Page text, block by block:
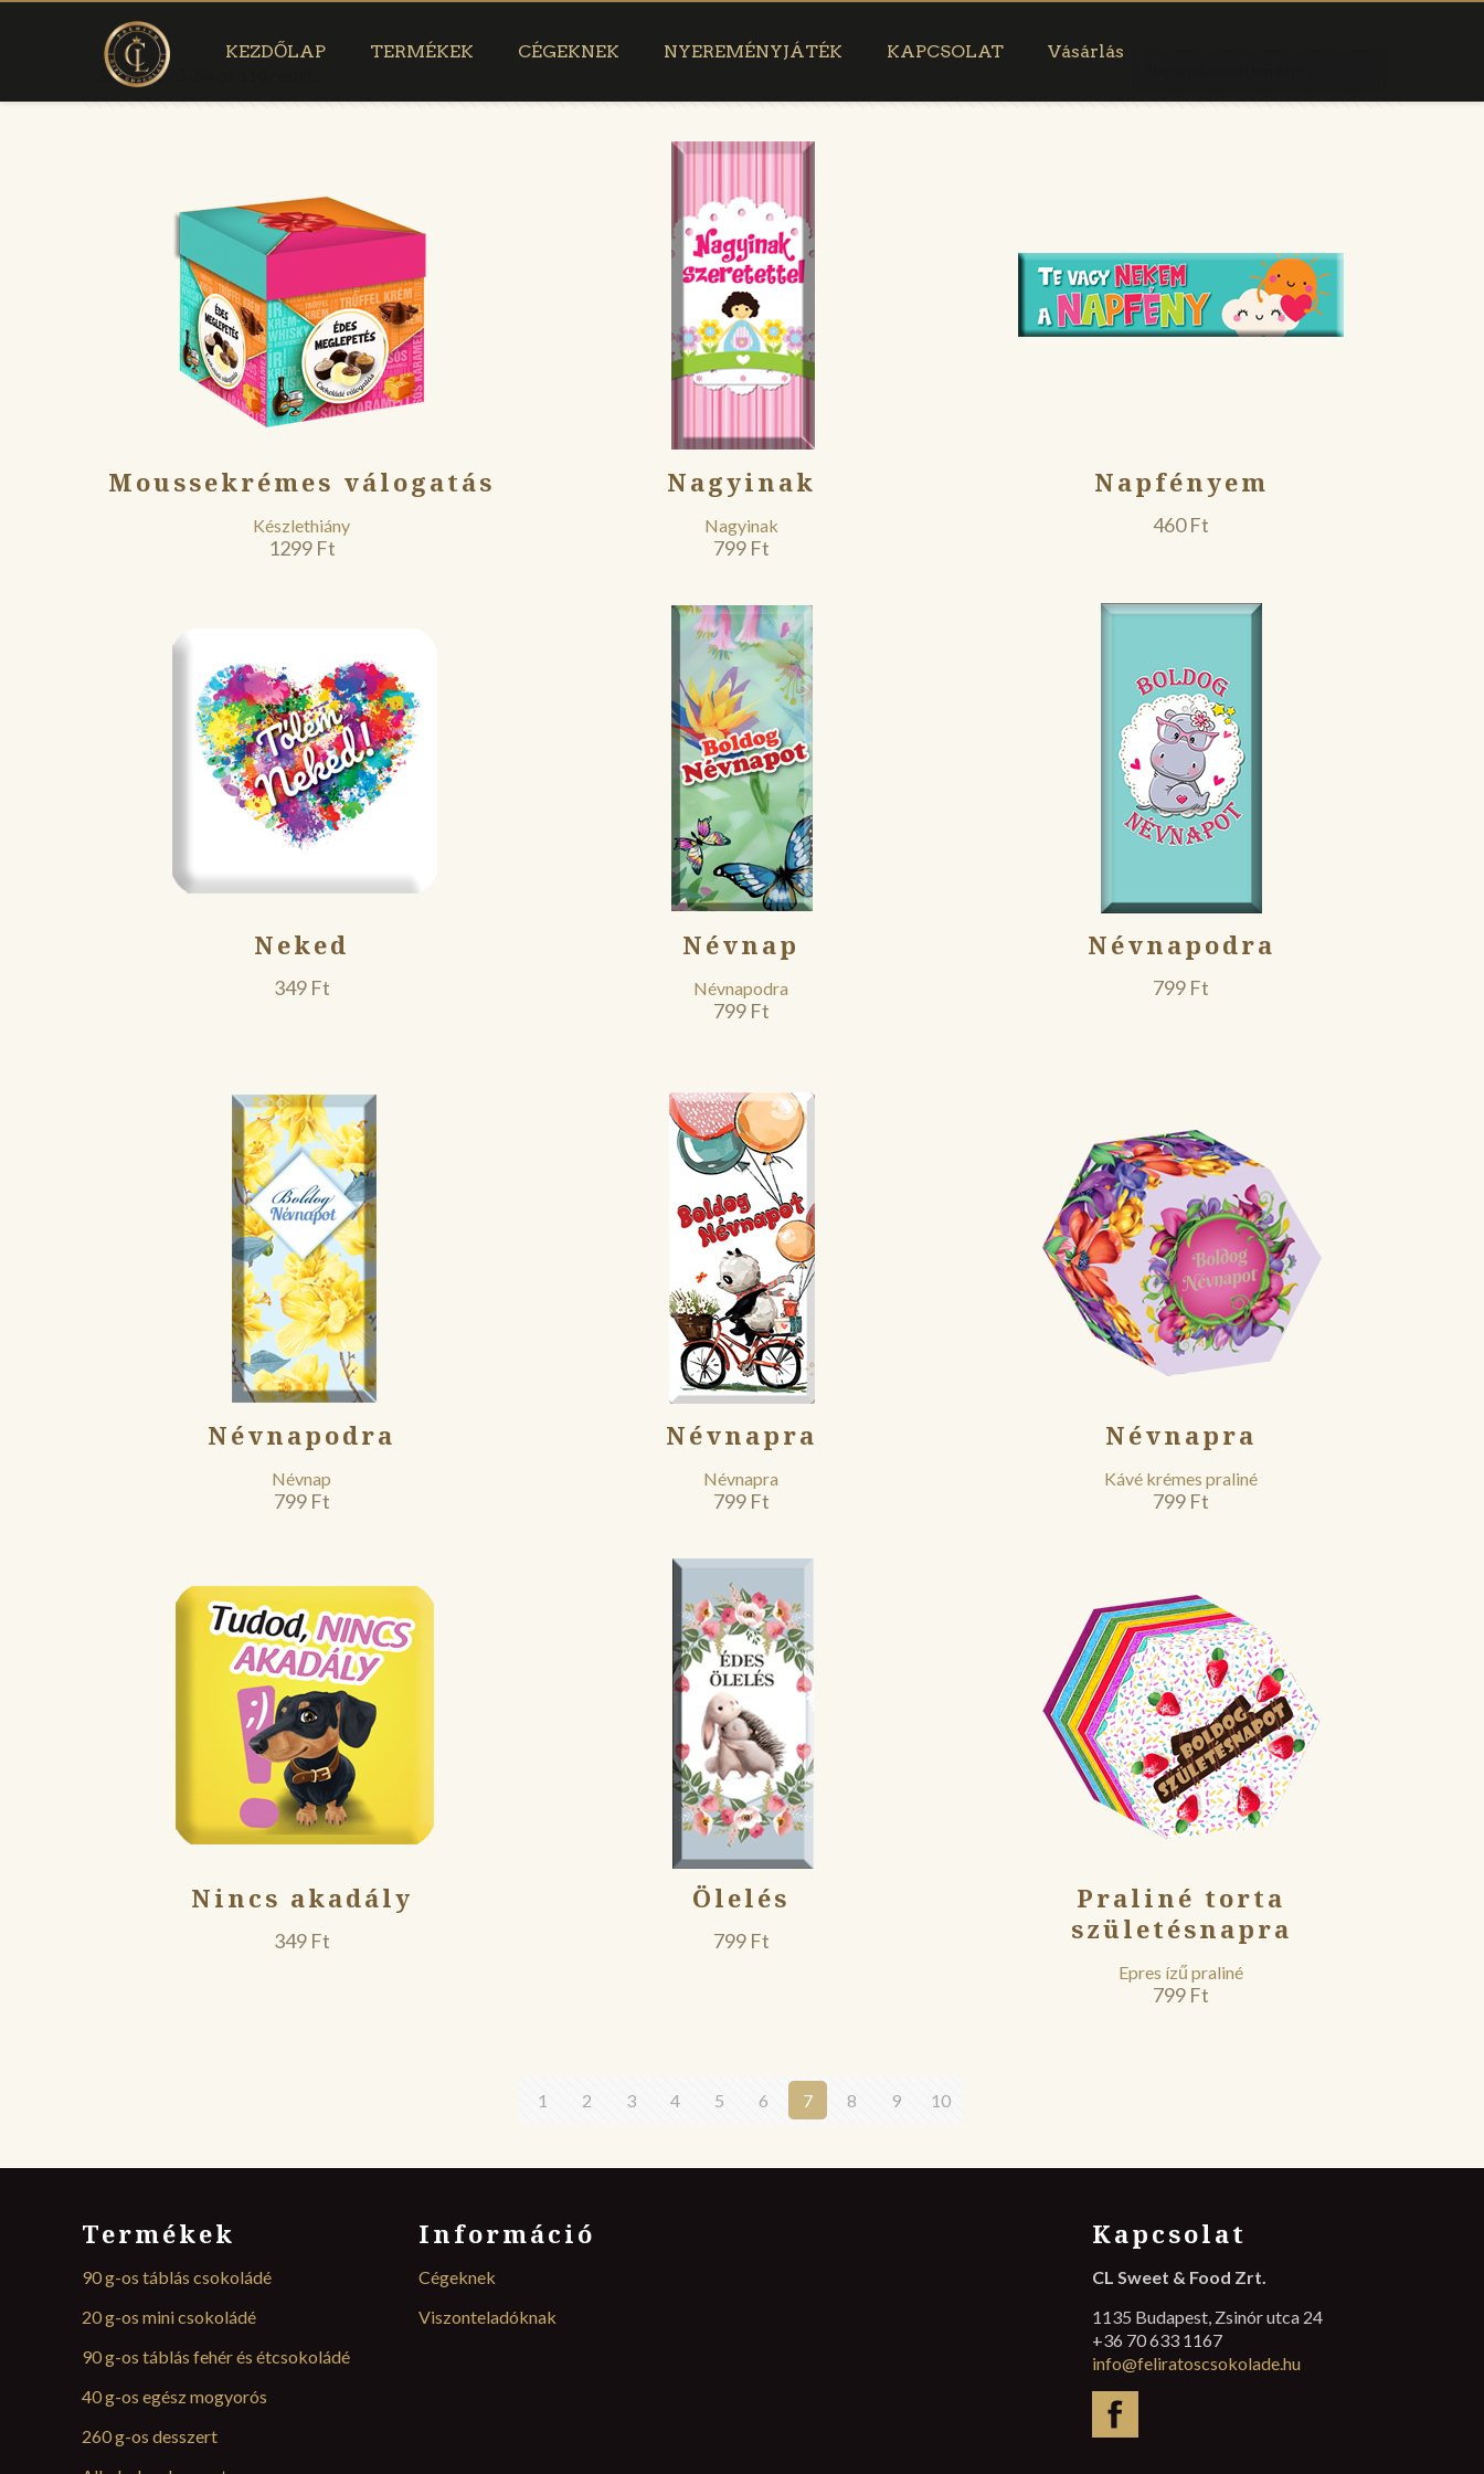
KEZDŐLAP TERMÉKEK CÉGEKNEK NYEREMÉNYJÁTÉK KAPCSOLAT
Vásárlás
Showing 73–84 of 114 results
Moussekrémes válogatás
Készlethiány
1299 Ft
Nagyinak
Nagyinak
799 Ft
Napfényem
460Ft
Neked
349 Ft
Névnap
Névnapodra
799 Ft
Névnapodra
799 Ft
Névnapodra
Névnap
799 Ft
Névnapra
Névnapra
799 Ft
Névnapra
Kávé krémes praliné
799 Ft
Nincs akadály
349 Ft
Ölelés
799 Ft
Praliné torta
születésnapra
Epres ízű praliné
799 Ft
1 2 3 4 5 6 7 8 9 10
Termékek
90 g-os táblás csokoládé
20 g-os mini csokoládé
90 g-os táblás fehér és étcsokoládé
40 g-os egész mogyorós
260 g-os desszert
Információ
Cégeknek
Viszonteladóknak
Kapcsolat
CL Sweet & Food Zrt.
1135 Budapest, Zsinór utca 24
+36 70 633 1167
info@feliratoscsokolade.hu